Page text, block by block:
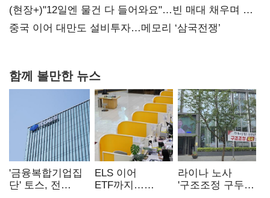
20억 키맞추기
(현장+)"12일엔 물건 다 들어와요"…빈 매대 채우며 문
연 홈플러스
중국 이어 대만도 설비투자…메모리 ‘삼국전쟁’
함께 볼만한 뉴스
'금융복합기업집
단' 토스, 전
ELS 이어
ETF까지…
라이나 노사
'구조조정 구두